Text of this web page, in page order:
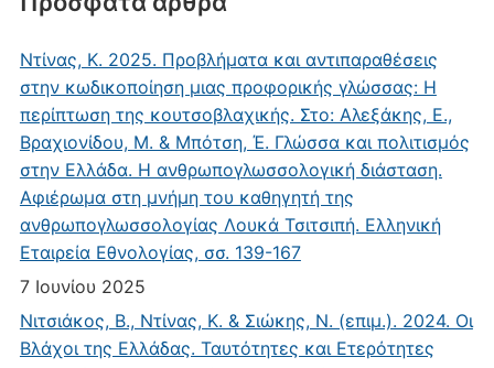
Ντίνας, Κ. 2025. Προβλήματα και αντιπαραθέσεις
στην κωδικοποίηση μιας προφορικής γλώσσας: Η
περίπτωση της κουτσοβλαχικής. Στο: Αλεξάκης, Ε.,
Βραχιονίδου, Μ. & Μπότση, Έ. Γλώσσα και πολιτισμός
στην Ελλάδα. Η ανθρωπογλωσσολογική διάσταση.
Αφιέρωμα στη μνήμη του καθηγητή της
ανθρωπογλωσσολογίας Λουκά Τσιτσιπή. Ελληνική
Εταιρεία Εθνολογίας, σσ. 139-167
7 Ιουνίου 2025
Νιτσιάκος, Β., Ντίνας, Κ. & Σιώκης, Ν. (επιμ.). 2024. Οι
Βλάχοι της Ελλάδας. Ταυτότητες και Ετερότητες